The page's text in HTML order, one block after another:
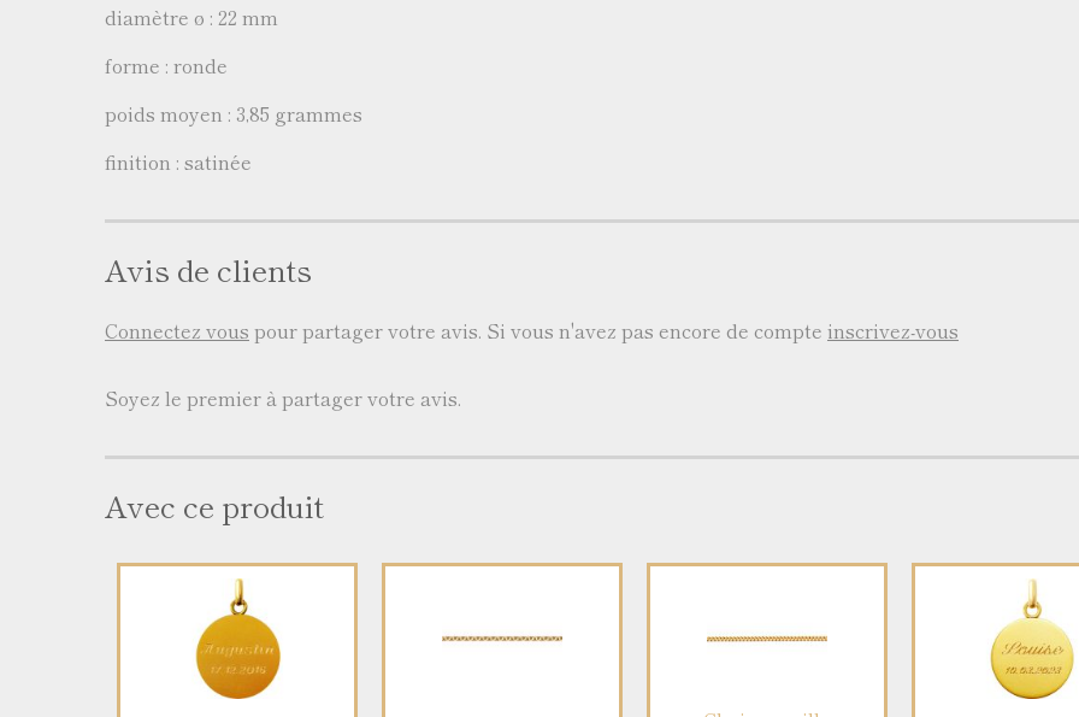
diamètre ø : 22 mm
forme : ronde
poids moyen : 3,85 grammes
finition : satinée
Avis de clients
Connectez vous pour partager votre avis. Si vous n'avez pas encore de compte inscrivez-vous
Soyez le premier à partager votre avis.
Avec ce produit